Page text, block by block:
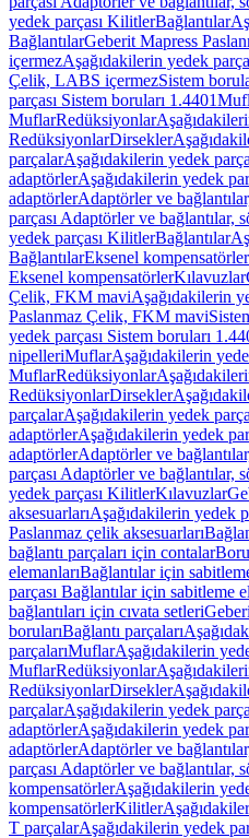
yedek parçası KilitlerBağlantılar
BağlantılarGeberit Mapress
içermezAşağıdakilerin yedek
Çelik, LABS içermezSistem
parçası Sistem boruları 1.4401
MuflarRedüksiyonlar
RedüksiyonlarDirsekler
parçalarAşağıdakilerin yedek
adaptörlerAşağıdakilerin yedek
adaptörlerAdaptörler ve
parçası Adaptörler ve bağlantılar,
yedek parçası KilitlerBağlantılar
BağlantılarEksenel kompensatörler
Eksenel kompensatörlerKılavuzlar
Çelik, FKM maviAşağıdakilerin
Paslanmaz Çelik, FKM mavi
yedek parçası Sistem boruları
nipelleriMuflarAşağıdakilerin
MuflarRedüksiyonlar
RedüksiyonlarDirsekler
parçalarAşağıdakilerin yedek
adaptörlerAşağıdakilerin yedek
adaptörlerAdaptörler ve
parçası Adaptörler ve bağlantılar,
yedek parçası KilitlerKılavuzlar
aksesuarlarıAşağıdakilerin yedek
Paslanmaz çelik aksesuarları
bağlantı parçaları için contalar
elemanlarıBağlantılar için
parçası Bağlantılar için sabitleme
bağlantıları için cıvata setleri
borularıBağlantı parçaları
parçalarıMuflarAşağıdakilerin
MuflarRedüksiyonlar
RedüksiyonlarDirsekler
parçalarAşağıdakilerin yedek
adaptörlerAşağıdakilerin yedek
adaptörlerAdaptörler ve
parçası Adaptörler ve bağlantılar,
kompensatörlerAşağıdakilerin
kompensatörlerKilitler
T parçalarAşağıdakilerin yedek